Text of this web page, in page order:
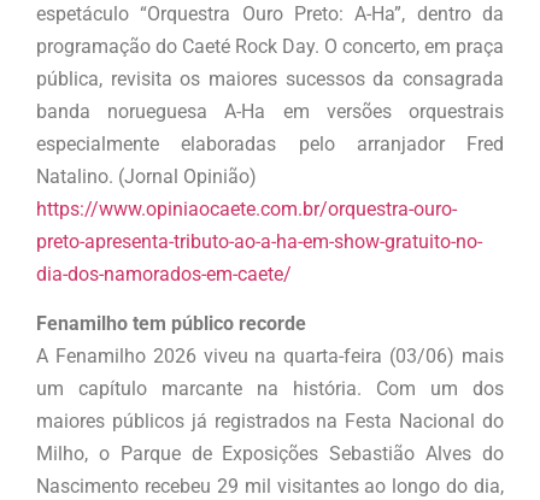
espetáculo “Orquestra Ouro Preto: A-Ha”, dentro da
programação do Caeté Rock Day. O concerto, em praça
pública, revisita os maiores sucessos da consagrada
banda norueguesa A-Ha em versões orquestrais
especialmente elaboradas pelo arranjador Fred
Natalino. (Jornal Opinião)
https://www.opiniaocaete.com.br/orquestra-ouro-
preto-apresenta-tributo-ao-a-ha-em-show-gratuito-no-
dia-dos-namorados-em-caete/
Fenamilho tem público recorde
A Fenamilho 2026 viveu na quarta-feira (03/06) mais
um capítulo marcante na história. Com um dos
maiores públicos já registrados na Festa Nacional do
Milho, o Parque de Exposições Sebastião Alves do
Nascimento recebeu 29 mil visitantes ao longo do dia,